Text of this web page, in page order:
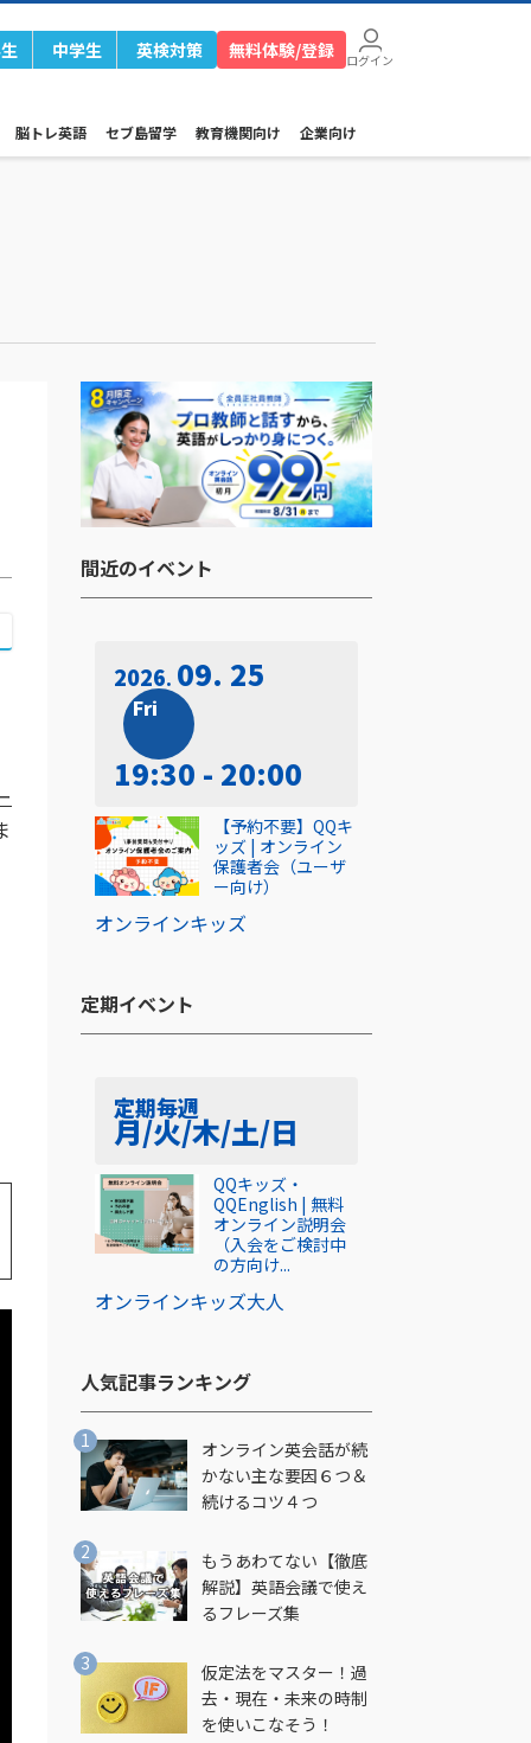
中学生 英検対策 無料体験/登録 ログイン
脳トレ英語 セブ島留学 教育機関向け 企業向け
間近のイベント​
2026 09. 25
Fri
19:30 - 20:00
オンラインキッズ
【予約不要】QQキ
ッズ | オンライン
保護者会（ユーザ
ー向け）
定期イベント​
定期毎週
月/火/木/土/日
オンラインキッズ大人
QQキッズ・
QQEnglish | 無料
オンライン説明会
（入会をご検討中
の方向け...
人気記事ランキング​
オンライン英会話が続
かない主な要因６つ＆
続けるコツ４つ
もうあわてない【徹底
解説】英語会議で使え
るフレーズ集
仮定法をマスター！過
去・現在・未来の時制
を使いこなそう！